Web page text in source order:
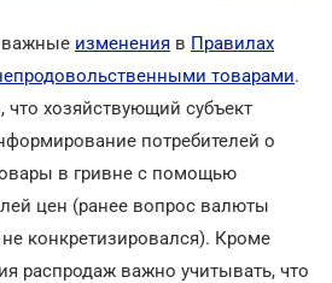
важные изменения в Правилах
товарами.
что хозяйствующий субъект
потребителей о
в гривне с помощью
цен (ранее вопрос валюты
конкретизировался). Кроме
распродаж важно учитывать, что